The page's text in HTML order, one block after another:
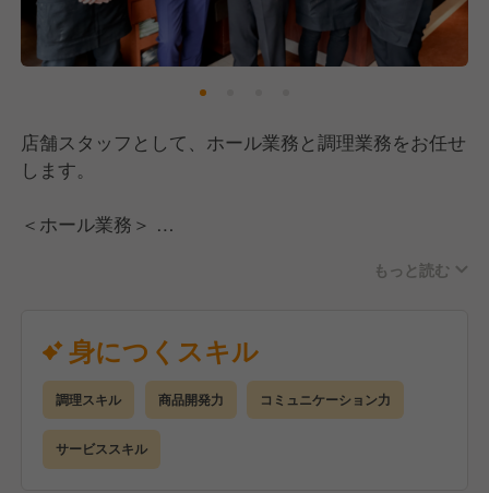
店舗スタッフとして、ホール業務と調理業務をお任せ
します。
＜ホール業務＞
・仕込みからスタンバイ
・商品作成
・清掃 など
当店は、コロナ禍でも出店を続けています。
おいしさと楽しさにこだわり、居心地の良い空間をお
もっと読む
身につくスキル
調理スキル 商品開発力 コミュニケーション力
サービススキル